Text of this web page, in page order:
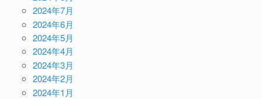
2024年7月
2024年6月
2024年5月
2024年4月
2024年3月
2024年2月
2024年1月